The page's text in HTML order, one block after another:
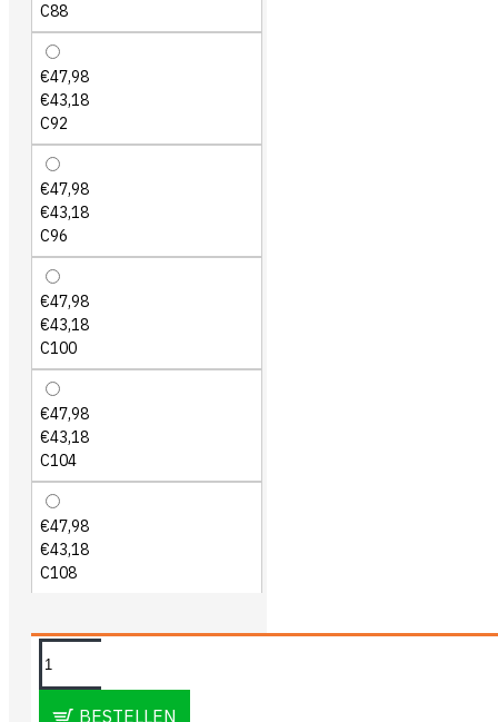
C88
€47,98
€43,18
C92
€47,98
€43,18
C96
€47,98
€43,18
C100
€47,98
€43,18
C104
€47,98
€43,18
C108
BESTELLEN
OMSCHRIJVING